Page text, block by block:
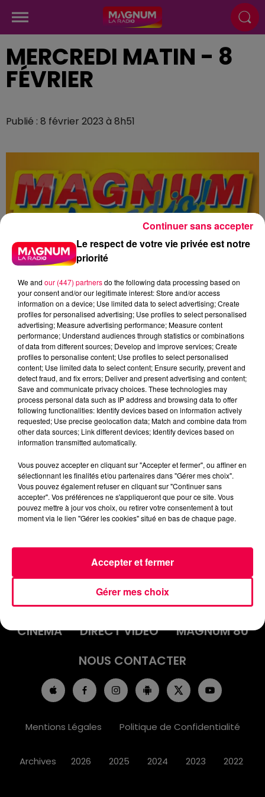
MERCREDI MATIN - 8
FÉVRIER
Publié : 8 février 2023 à 8h51
Flash infos
Crédit :Flash infos
INFOS
AGENDA
JEUX
PODCASTS
CINÉMA
DIRECT VIDÉO
MAGNUM 80
NOUS CONTACTER
Mentions Légales Politique de Confidentialité
Archives 2026 2025 2024 2023 2022
Le respect de votre vie privée est notre
priorité
We and our (447) partnersdo the following data processing based on
your consent and/or our legitimate interest: Store and/or access
information on a device; Use limited data to select advertising; Create
profiles for personalised advertising; Use profiles to select personalised
advertising; Measure advertising performance; Measure content
performance; Understand audiences through statistics or combinations
of data from different sources; Develop and improve services; Create
profiles to personalise content; Use profiles to select personalised
content; Use limited data to select content; Ensure security, prevent and
detect fraud, and fix errors; Deliver and present advertising and content;
Save and communicate privacy choices. These technologies may
process personal data such as IP address and browsing data to offer
following functionalities: Identify devices based on information actively
requested; Use precise geolocation data; Match and combine data from
other data sources; Link different devices; Identify devices based on
information transmitted automatically.
Vous pouvez accepter en cliquant sur "Accepter et fermer", ou affiner en
sélectionnant les finalités et/ou partenaires dans "Gérer mes choix".
Vous pouvez également refuser en cliquant sur "Continuer sans
accepter". Vos préférences ne s'appliqueront que pour ce site. Vous
pouvez mettre à jour vos choix, ou retirer votre consentement à tout
moment via le lien "Gérer les cookies" situé en bas de chaque page.
Gérer mes choix
Accepter et fermer
Continuer sans accepter